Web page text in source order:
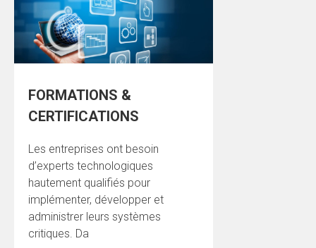
FORMATIONS &
CERTIFICATIONS
Les entreprises ont besoin
d’experts technologiques
hautement qualifiés pour
implémenter, développer et
administrer leurs systèmes
critiques. Da